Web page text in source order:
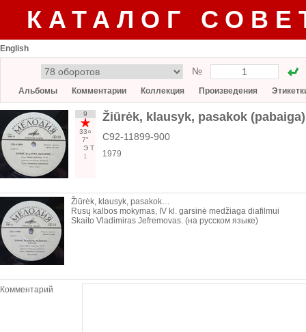
КАТАЛОГ
English
№
Альбомы Комментарии Коллекция Произведения
9
33○
7"
Э Т
1
Žiūrėk, klausyk, pasakok (pabaiga)
С92-11899-900
1979
Žiūrėk, klausyk, pasakok…
Rusų kalbos mokymas, IV kl. garsinė medžiaga diafilmui
Skaito Vladimiras Jefremovas. (на русском языке)
Комментарий